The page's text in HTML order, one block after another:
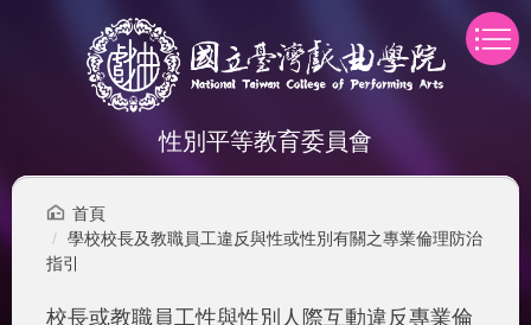
性別平等教育委員會
首頁
學校校長及教職員工違反與性或性別有關之專業倫理防治
指引
校長或教職員工性與性別人際互動違反專業倫